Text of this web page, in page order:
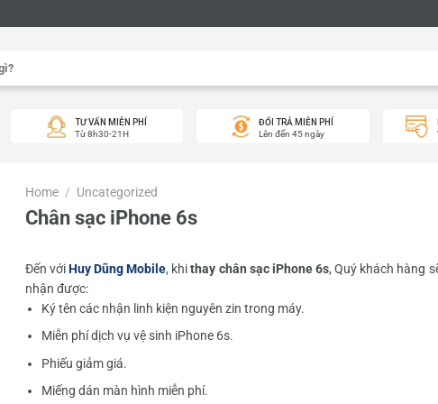
TƯ VẤN MIỄN PHÍ
Từ 8h30-21H
ĐỔI TRẢ MIỄN PHÍ
Lên đến 45 ngày
Home / Uncategorized
Chân sạc iPhone 6s
Đến vớiHuy Dũng Mobile, khithay chân sạc iPhone 6s, Quý khách hàng
nhận được:
Ký tên các nhận linh kiện nguyên zin trong máy.
Miễn phí dịch vụ vệ sinh iPhone 6s.
Phiếu giảm giá.
Miếng dán màn hình miễn phí.